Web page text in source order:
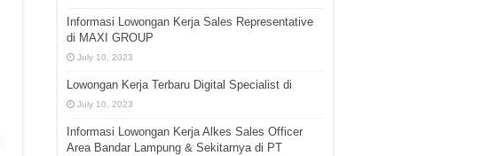
Informasi Lowongan Kerja Sales Representative
di MAXI GROUP
July 10, 2023
Lowongan Kerja Terbaru Digital Specialist di
July 10, 2023
Informasi Lowongan Kerja Alkes Sales Officer
Area Bandar Lampung & Sekitarnya di PT